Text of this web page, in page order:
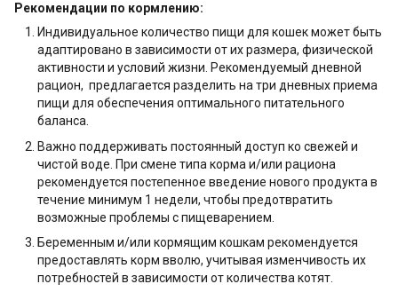
Рекомендации по кормлению:
Индивидуальное количество пищи для кошек может быть
адаптировано в зависимости от их размера, физической
активности и условий жизни. Рекомендуемый дневной
рацион, предлагается разделить на три дневных приема
пищи для обеспечения оптимального питательного
баланса.
Важно поддерживать постоянный доступ ко свежей и
чистой воде. При смене типа корма и/или рациона
рекомендуется постепенное введение нового продукта в
течение минимум 1 недели, чтобы предотвратить
возможные проблемы с пищеварением.
Беременным и/или кормящим кошкам рекомендуется
предоставлять корм вволю, учитывая изменчивость их
потребностей в зависимости от количества котят.